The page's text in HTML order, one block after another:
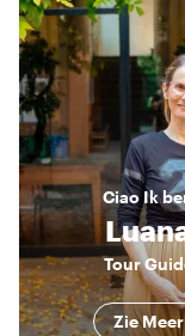
CiaoIk
Tour
Zie Meer